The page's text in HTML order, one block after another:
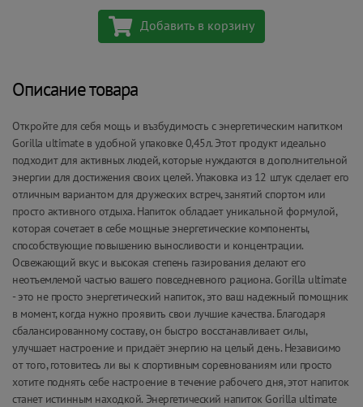
Добавить в корзину
Описание товара
Откройте для себя мощь и възбудимость с энергетическим напитком
Gorilla ultimate в удобной упаковке 0,45л. Этот продукт идеально
подходит для активных людей, которые нуждаются в дополнительной
энергии для достижения своих целей. Упаковка из 12 штук сделает его
отличным вариантом для дружеских встреч, занятий спортом или
просто активного отдыха. Напиток обладает уникальной формулой,
которая сочетает в себе мощные энергетические компоненты,
способствующие повышению выносливости и концентрации.
Освежающий вкус и высокая степень газирования делают его
неотъемлемой частью вашего повседневного рациона. Gorilla ultimate
- это не просто энергетический напиток, это ваш надежный помощник
в момент, когда нужно проявить свои лучшие качества. Благодаря
сбалансированному составу, он быстро восстанавливает силы,
улучшает настроение и придаёт энергию на целый день. Независимо
от того, готовитесь ли вы к спортивным соревнованиям или просто
хотите поднять себе настроение в течение рабочего дня, этот напиток
станет истинным находкой. Энергетический напиток Gorilla ultimate